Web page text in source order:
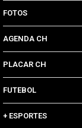
FOTOS
AGENDA CH
PLACAR CH
FUTEBOL
+ ESPORTES